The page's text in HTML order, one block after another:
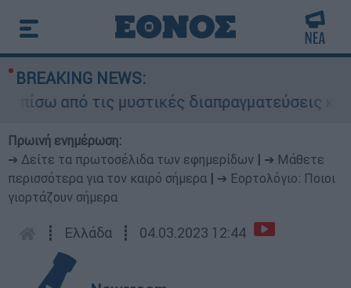
BREAKING NEWS:
από τις μυστικές διαπραγματεύσεις και
Πρωινή ενημέρωση:
➔ Δείτε τα πρωτοσέλιδα των εφημερίδων
➔ Μάθετε
περισσότερα για τον καιρό σήμερα
➔ Εορτολόγιο: Ποιοι
γιορτάζουν σήμερα
┋ Ελλάδα ┋ 04.03.2023 12:44